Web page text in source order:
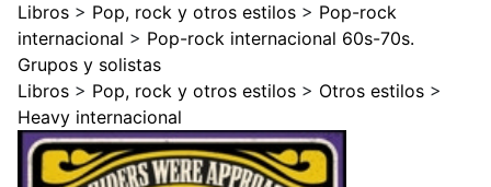
Libros > Pop, rock y otros estilos > Pop-rock
internacional > Pop-rock internacional 60s-70s.
Grupos y solistas
Libros > Pop, rock y otros estilos > Otros estilos >
Heavy internacional